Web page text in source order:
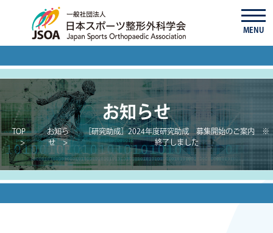
MENU
お知らせ
TOP
お知ら
せ
［研究助成］2024年度研究助成 募集開始のご案内 ※
終了しました